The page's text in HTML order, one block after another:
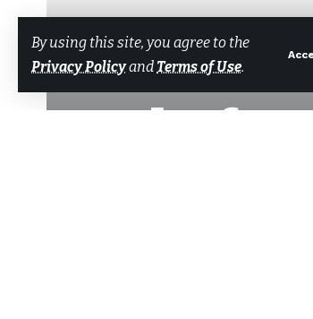
By using this site, you agree to the
Privacy Policyand Terms of Use.
Felsefe